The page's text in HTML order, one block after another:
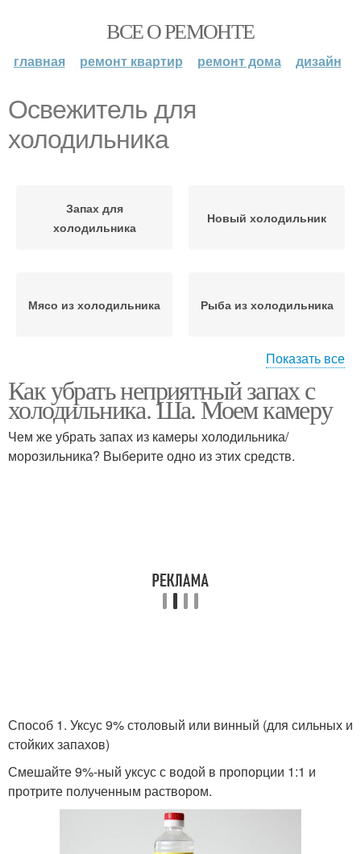
ВСЕ О РЕМОНТЕ
главная ремонт квартир ремонт дома дизайн
Освежитель для
холодильника
Запах для
холодильника
Новый холодильник
Мясо из холодильника Рыба из холодильника
Запахи из
холодильника
Фреон из холодильника
Показать все
Как убрать неприятный запах с
холодильника. Ша. Моем камеру
Чем же убрать запах из камеры холодильника/
морозильника? Выберите одно из этих средств.
Способ 1. Уксус 9% столовый или винный (для сильных и
стойких запахов)
Смешайте 9%-ный уксус с водой в пропорции 1:1 и
протрите полученным раствором.